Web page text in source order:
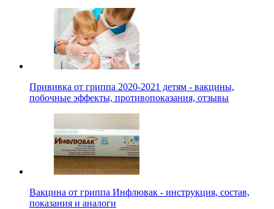
Прививка от гриппа 2020-2021 детям - вакцины,
побочные эффекты, противопоказания, отзывы
Вакцина от гриппа Инфлювак - инструкция, состав,
показания и аналоги